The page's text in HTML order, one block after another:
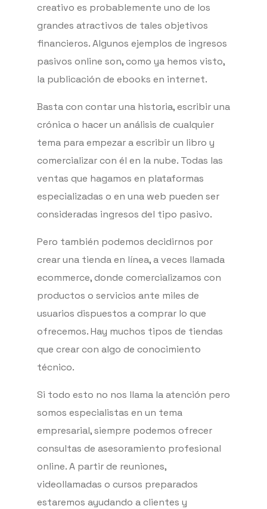
creativo es probablemente uno de los
grandes atractivos de tales objetivos
financieros. Algunos ejemplos de ingresos
pasivos online son, como ya hemos visto,
la publicación de ebooks en internet.
Basta con contar una historia, escribir una
crónica o hacer un análisis de cualquier
tema para empezar a escribir un libro y
comercializar con él en la nube. Todas las
ventas que hagamos en plataformas
especializadas o en una web pueden ser
consideradas ingresos del tipo pasivo.
Pero también podemos decidirnos por
crear una tienda en línea, a veces llamada
ecommerce, donde comercializamos con
productos o servicios ante miles de
usuarios dispuestos a comprar lo que
ofrecemos. Hay muchos tipos de tiendas
que crear con algo de conocimiento
técnico.
Si todo esto no nos llama la atención pero
somos especialistas en un tema
empresarial, siempre podemos ofrecer
consultas de asesoramiento profesional
online. A partir de reuniones,
videollamadas o cursos preparados
estaremos ayudando a clientes y